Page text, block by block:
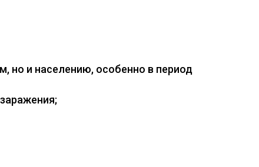
но и населению, особенно в период